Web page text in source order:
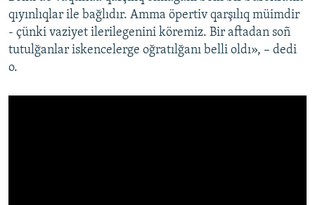
qıyınlıqlar ile bağlıdır. Amma öpertiv qarşılıq müimdir
- çünki vaziyet ilerilegenini köremiz. Bir aftadan soñ
tutulğanlar iskencelerge oğratılğanı belli oldı», – dedi
o.